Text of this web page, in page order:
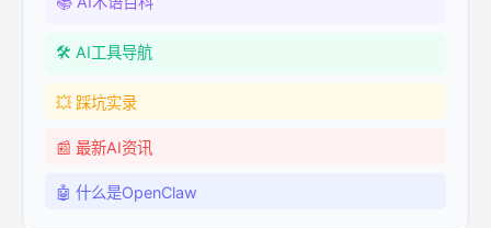
🛠️ AI工具导航
💥 踩坑实录
📰 最新AI资讯
🤖 什么是OpenClaw